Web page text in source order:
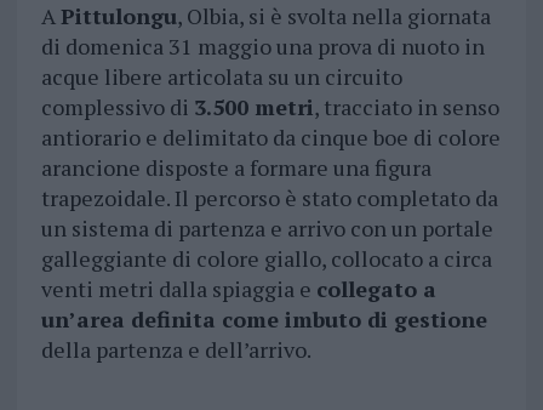
APittulongu, Olbia, si è svolta nella giornata
di domenica 31 maggio una prova di nuoto in
acque libere articolata su un circuito
complessivo di 3.500 metri, tracciato in senso
antiorario e delimitato da cinque boe di colore
arancione disposte a formare una figura
trapezoidale. Il percorso è stato completato da
un sistema di partenza e arrivo con un portale
galleggiante di colore giallo, collocato a circa
venti metri dalla spiaggia e collegato a
un’area definita come imbuto di gestione
della partenza e dell’arrivo.